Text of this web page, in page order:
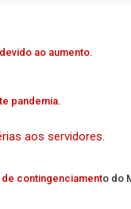
ao aumento.
pandemia.
aos servidores.
de contingenciamento do